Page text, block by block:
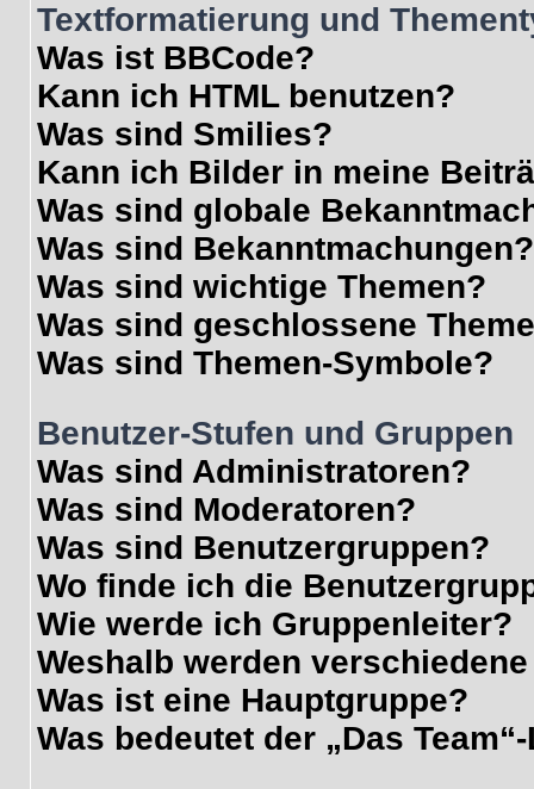
Textformatierung und
Was ist BBCode?
Kann ich HTML benutzen?
Was sind Smilies?
Kann ich Bilder in meine
Was sind globale
Was sind Bekanntmachungen?
Was sind wichtige Themen?
Was sind geschlossene
Was sind Themen-Symbole?
Benutzer-Stufen und Gruppen
Was sind Administratoren?
Was sind Moderatoren?
Was sind Benutzergruppen?
Wo finde ich die
Wie werde ich Gruppenleiter?
Weshalb werden
Was ist eine Hauptgruppe?
Was bedeutet der „Das